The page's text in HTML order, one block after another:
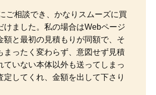
ご相談でき、かなりスムーズに買
けました。私の場合はWebページ
額と最初の見積もりが同額で、そ
まったく変わらず、意図せず見積
ていない本体以外も送ってしまっ
定してくれ、金額を出して下さり